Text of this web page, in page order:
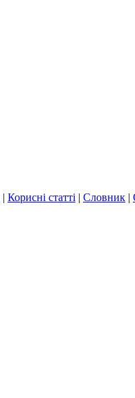
| Корисні статті | Словник |